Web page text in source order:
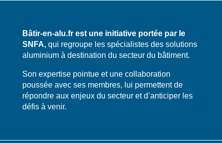
Bâtir-en-alu.fr est une initiative portée par le
SNFA,qui regroupe les spécialistes des solutions
aluminium à destination du secteur du bâtiment.
​​Son expertise pointue et une collaboration
poussée avec ses membres, lui permettent de
répondre aux enjeux du secteur et d’anticiper les
défis à venir.